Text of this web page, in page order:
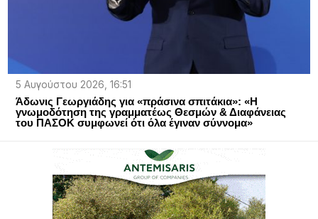
5 Αυγούστου 2026, 16:51
Άδωνις Γεωργιάδης για «πράσινα σπιτάκια»: «Η
γνωμοδότηση της γραμματέως Θεσμών & Διαφάνειας
του ΠΑΣΟΚ συμφωνεί ότι όλα έγιναν σύννομα»